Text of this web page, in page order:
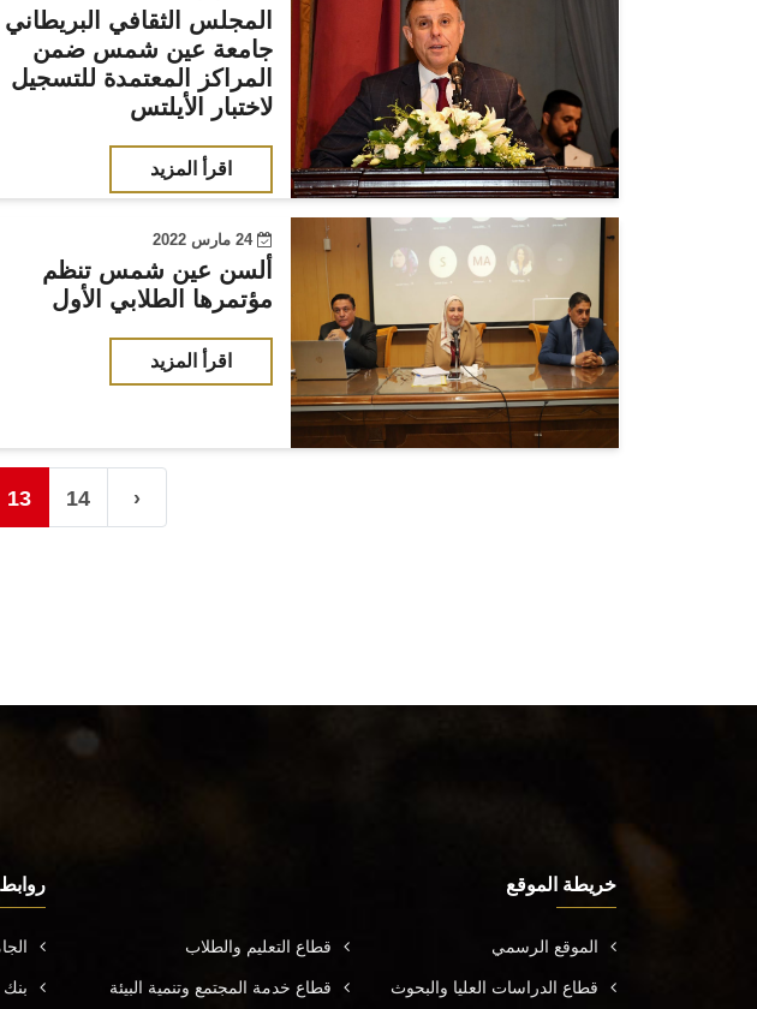
المجلس الثقافي
جامعة عين شمس ضمن
المراكز المعتمدة للتسجيل
لاختبار الأيلتس
اقرأ المزيد
24 مارس 2022
ألسن عين شمس تنظم
مؤتمرها الطلابي الأول
اقرأ المزيد
13 14 ›
خريطة الموقع
الموقع الرسمي قطاع التعليم والطلاب
قطاع الدراسات العليا والبحوث قطاع خدمة المجتمع وتنمية البيئة